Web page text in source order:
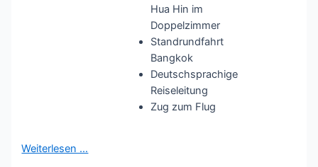
Hua Hin im
Doppelzimmer
Standrundfahrt
Bangkok
Deutschsprachige
Reiseleitung
Zug zum Flug
Weiterlesen …